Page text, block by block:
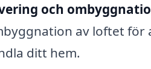
och
av loftet
ditt hem.